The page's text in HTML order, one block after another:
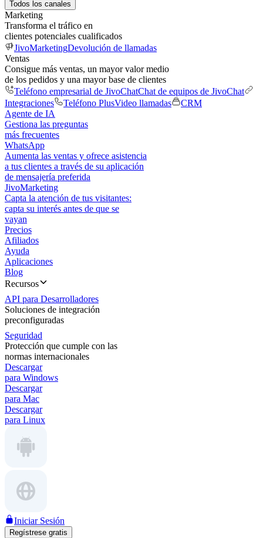
Todos los canales
Marketing
Transforma el tráfico en
clientes potenciales cualificados
JivoMarketingDevolución de llamadas
Ventas
Consigue más ventas, un mayor valor medio
de los pedidos y una mayor base de clientes
Teléfono empresarial de JivoChatChat de equipos de JivoChat
Integraciones
Teléfono PlusVideo llamadas
CRM
Agente de IA
Gestiona las preguntas
más frecuentes
WhatsApp
Aumenta las ventas y ofrece asistencia
a tus clientes a través de su aplicación
de mensajería preferida
JivoMarketing
Capta la atención de tus visitantes:
capta su interés antes de que se
vayan
Precios
Afiliados
Ayuda
Aplicaciones
Blog
Recursos
API para Desarrolladores
Soluciones de integración
preconfiguradas
Seguridad
Protección que cumple con las
normas internacionales
Descargar
para Windows
Descargar
para Mac
Descargar
para Linux
Iniciar Sesión
Regístrese gratis